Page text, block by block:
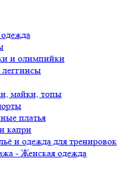
и олимпийки
майки, топы
платья
капри
и одежда для тренировок
- Женская одежда